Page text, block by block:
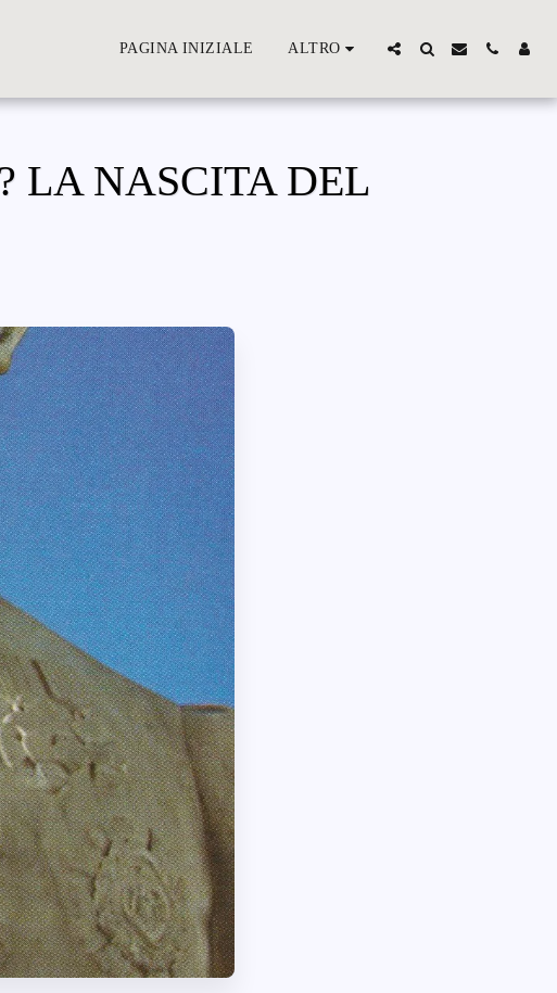
PAGINA INIZIALE ALTRO
LA NASCITA DEL